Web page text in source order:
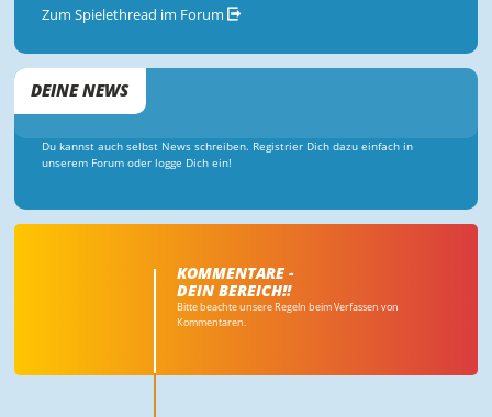
Zum Spielethread im Forum
DEINE NEWS
Du kannst auch selbst News schreiben. Registrier Dich dazu einfach in
unserem Forum oder logge Dich ein!
KOMMENTARE -
DEIN BEREICH!!
Bitte beachte unsere Regeln beim Verfassen von
Kommentaren.